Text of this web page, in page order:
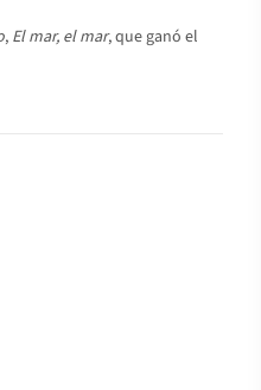
, El mar, el mar, que ganó el